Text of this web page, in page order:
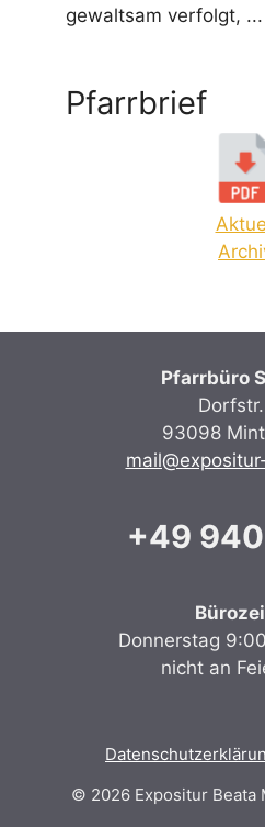
gewaltsam verfolgt, ...
Pfarrbrief
Pfarrbüro
93098
+49
Donnerstag
nicht an
© 2026 Expositur Beata